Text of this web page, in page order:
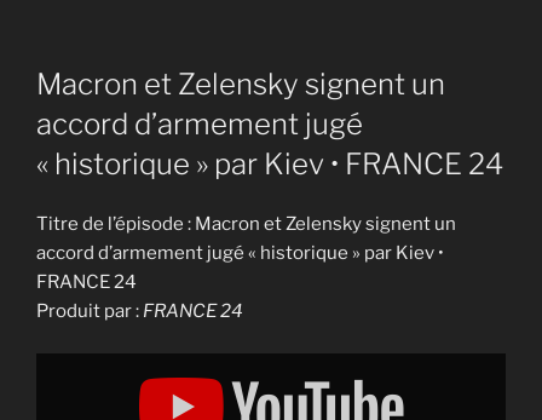
Macron et Zelensky signent un
accord d’armement jugé
« historique » par Kiev • FRANCE 24
Titre de l’épisode : Macron et Zelensky signent un
accord d’armement jugé « historique » par Kiev •
FRANCE 24
Produit par : FRANCE 24
Display